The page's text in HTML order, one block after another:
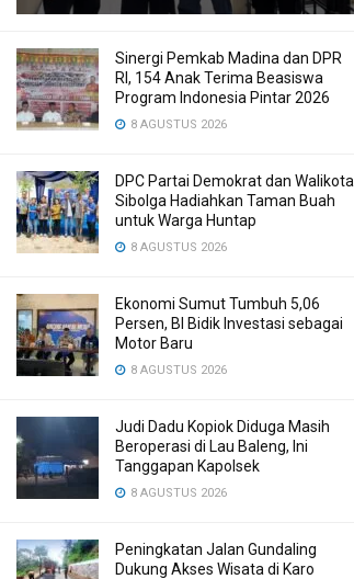
Sinergi Pemkab Madina dan DPR
RI, 154 Anak Terima Beasiswa
Program Indonesia Pintar 2026
8 AGUSTUS 2026
DPC Partai Demokrat dan Walikota
Sibolga Hadiahkan Taman Buah
untuk Warga Huntap
8 AGUSTUS 2026
Ekonomi Sumut Tumbuh 5,06
Persen, BI Bidik Investasi sebagai
Motor Baru
8 AGUSTUS 2026
Judi Dadu Kopiok Diduga Masih
Beroperasi di Lau Baleng, Ini
Tanggapan Kapolsek
8 AGUSTUS 2026
Peningkatan Jalan Gundaling
Dukung Akses Wisata di Karo